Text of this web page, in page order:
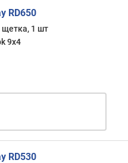
RD650
щетка, 1 шт
9x4
RD530